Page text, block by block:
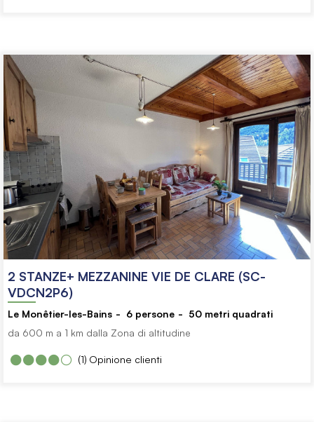
2 STANZE+ MEZZANINE VIE DE CLARE (SC-
VDCN2P6)
Le Monêtier-les-Bains 6 persone 50 metri quadrati
da 600 m a 1 km dalla Zona di altitudine
Opinione clienti
(1)